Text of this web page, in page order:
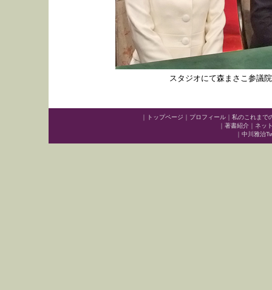
スタジオにて森まさこ参議
｜ トップページ ｜ プロフィール ｜ 私のこれまで
｜ 著書紹介 ｜ ネッ
｜ 中川雅治